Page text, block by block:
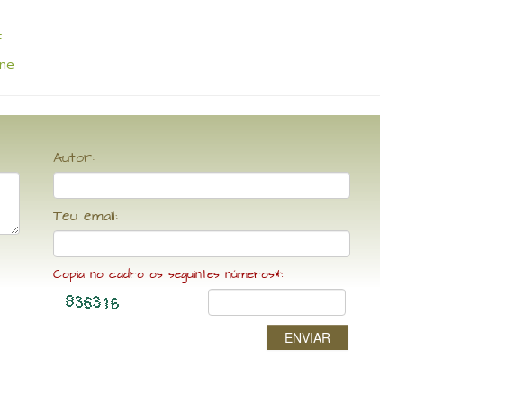
Autor:
Teu email:
Copia no cadro os seguintes números*:
ENVIAR